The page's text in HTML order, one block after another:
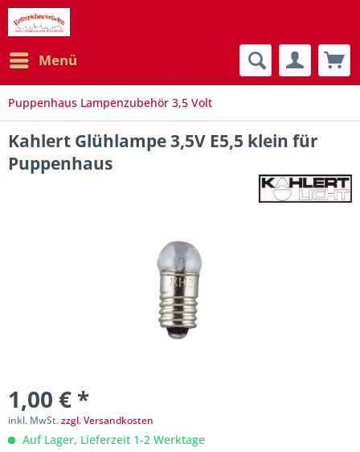
Menü
Puppenhaus Lampenzubehör 3,5 Volt
Kahlert Glühlampe 3,5V E5,5 klein für
Puppenhaus
1,00 € *
inkl. MwSt.zzgl. Versandkosten
Auf Lager, Lieferzeit 1-2 Werktage